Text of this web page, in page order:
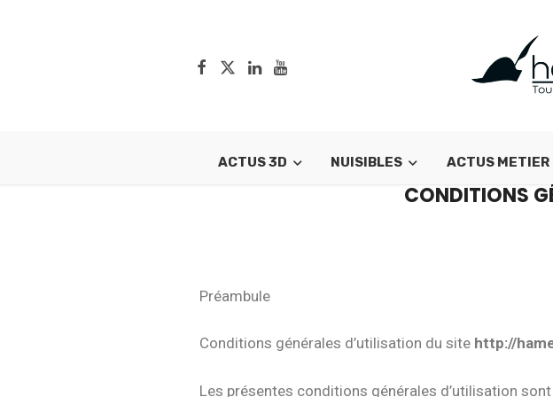
ACTUS 3D NUISIBLES ACTUS METIER
CONDITIONS
Préambule
Conditions générales d’utilisation du site http://
Les présentes conditions générales d’utilisation